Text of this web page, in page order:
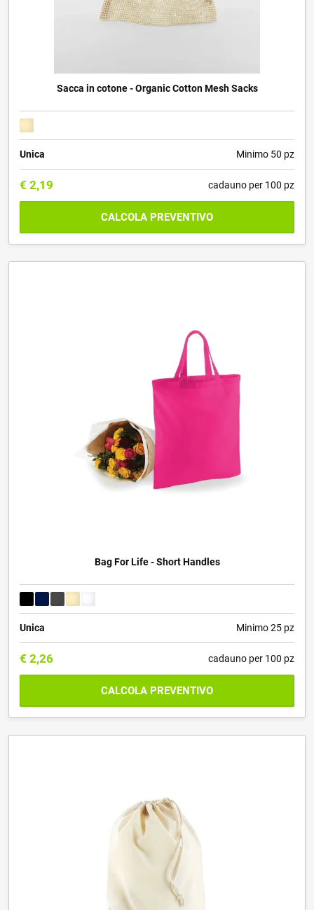
Sacca in cotone - Organic Cotton Mesh Sacks
Unica Minimo 50 pz
€ 2,19 cadauno per 100 pz
CALCOLA PREVENTIVO
Bag For Life - Short Handles
Unica Minimo 25 pz
€ 2,26 cadauno per 100 pz
CALCOLA PREVENTIVO